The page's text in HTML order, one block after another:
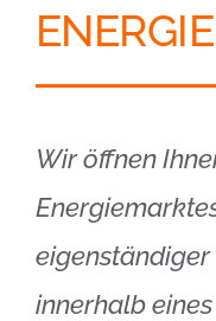
Wir öffnen
innerhalb